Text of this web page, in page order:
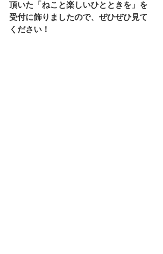
頂いた「ねこと楽しいひとときを」を
受付に飾りましたので、ぜひぜひ見て
ください！